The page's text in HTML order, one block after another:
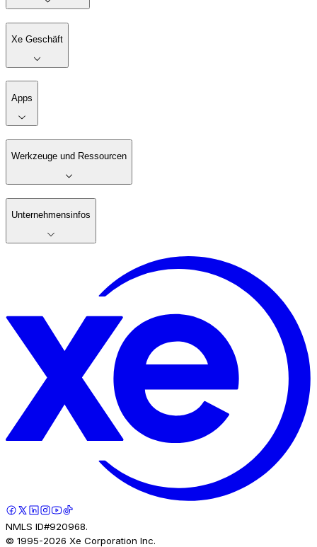
Xe Geschäft
Apps
Werkzeuge und Ressourcen
Unternehmensinfos
NMLS ID#920968.
© 1995-2026 Xe Corporation Inc.